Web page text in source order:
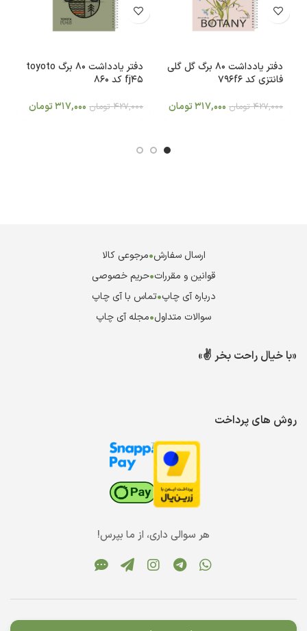
دفتر یادداشت 80 برگ گل گلی
فانتزی کد 796f6
427,000 تومان 317,000تومان
دفتر یادداشت 80 برگ toyoto
fj45 کد 860
427,000 تومان 317,000تومان
ارسال سفارش•مرجوعی کالا
قوانین و مقررات•حریم خصوصی
درباره آی چاپ•تماس با آی چاپ
سوالات متداول•مجله آی چاپ
«با خیال راحت بخر ✌️»
روش های پرداخت
هر سوالی داری، از ما بپرس!